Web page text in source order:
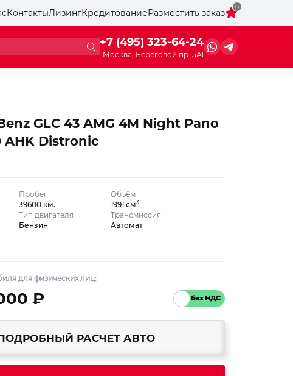
КонтактыЛизингКредитованиеРазместить заказ
0
+7 (495) 323-64-24
Москва, Береговой пр. 5А1
GLC 43 AMG 4M Night Pano
AHK Distronic
Пробег
39600 км.
Объём
1991 см3
Тип двигателя
Бензин
Трансмиссия
Автомат
для физических лиц:
₽
РАСЧЕТ АВТО